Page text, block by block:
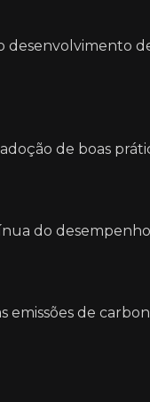
de boas
do
emissões de